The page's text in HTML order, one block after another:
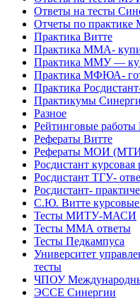
Ответы на тесты
Отчеты по
Практика Витте
Практика ММА-
Практика ММУ —
Практика МФЮА-
Практика
Практикумы
Разное
Рейтинговые
Рефераты Витте
Рефераты МОИ
Росдистант курсовая
Росдистант ТГУ-
Росдистант-
С.Ю. Витте курсовые
Тесты МИТУ-МАСИ
Тесты ММА ответы
Тесты Педкампуса
Университет
тесты
ЧПОУ
ЭССЕ Синергии